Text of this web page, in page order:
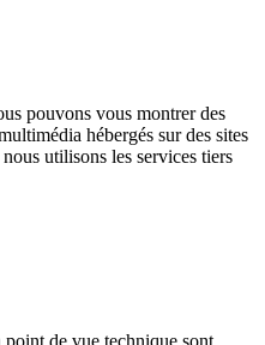
pouvons vous montrer des
hébergés sur des sites
utilisons les services tiers
point de vue technique sont